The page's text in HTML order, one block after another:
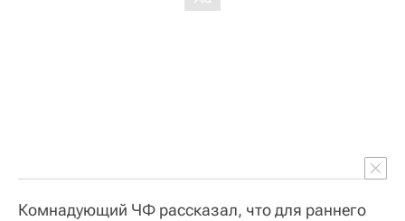
Комнадующий ЧФ рассказал, что для раннего